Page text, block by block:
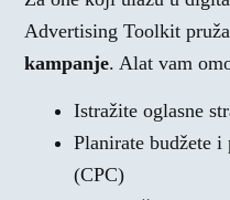
Advertising Toolkit
kampanje. Alat vam
Istražite oglasne
Planirate budžete
(CPC)